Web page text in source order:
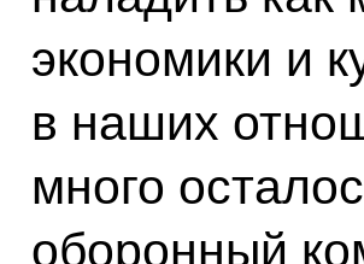
экономики и
в наших
много
оборонный